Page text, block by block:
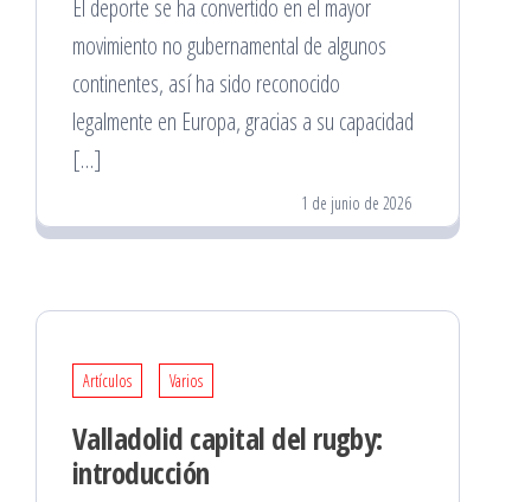
El deporte se ha convertido en el mayor
movimiento no gubernamental de algunos
continentes, así ha sido reconocido
legalmente en Europa, gracias a su capacidad
[…]
1 de junio de 2026
Artículos Varios
Valladolid capital del rugby:
introducción